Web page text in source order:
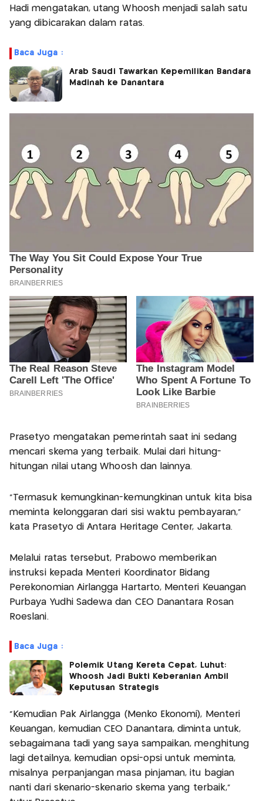
Hadi mengatakan, utang Whoosh menjadi salah satu
yang dibicarakan dalam ratas.
Baca Juga :
Arab Saudi Tawarkan Kepemilikan Bandara
Madinah ke Danantara
Prasetyo mengatakan pemerintah saat ini sedang
mencari skema yang terbaik. Mulai dari hitung-
hitungan nilai utang Whoosh dan lainnya.
"Termasuk kemungkinan-kemungkinan untuk kita bisa
meminta kelonggaran dari sisi waktu pembayaran,"
kata Prasetyo di Antara Heritage Center, Jakarta.
Melalui ratas tersebut, Prabowo memberikan
instruksi kepada Menteri Koordinator Bidang
Perekonomian Airlangga Hartarto, Menteri Keuangan
Purbaya Yudhi Sadewa dan CEO Danantara Rosan
Roeslani.
Baca Juga :
Polemik Utang Kereta Cepat, Luhut:
Whoosh Jadi Bukti Keberanian Ambil
Keputusan Strategis
"Kemudian Pak Airlangga (Menko Ekonomi), Menteri
Keuangan, kemudian CEO Danantara, diminta untuk,
sebagaimana tadi yang saya sampaikan, menghitung
lagi detailnya, kemudian opsi-opsi untuk meminta,
misalnya perpanjangan masa pinjaman, itu bagian
nanti dari skenario-skenario skema yang terbaik,"